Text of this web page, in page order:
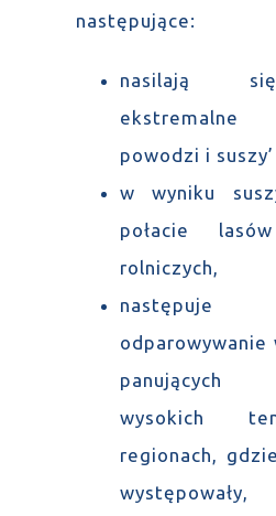
następujące:
nasilają
powodzi i suszy’
w wyniku
połacie
rolniczych,
odparowywanie
panujących
wysokich
regionach,
występowały,